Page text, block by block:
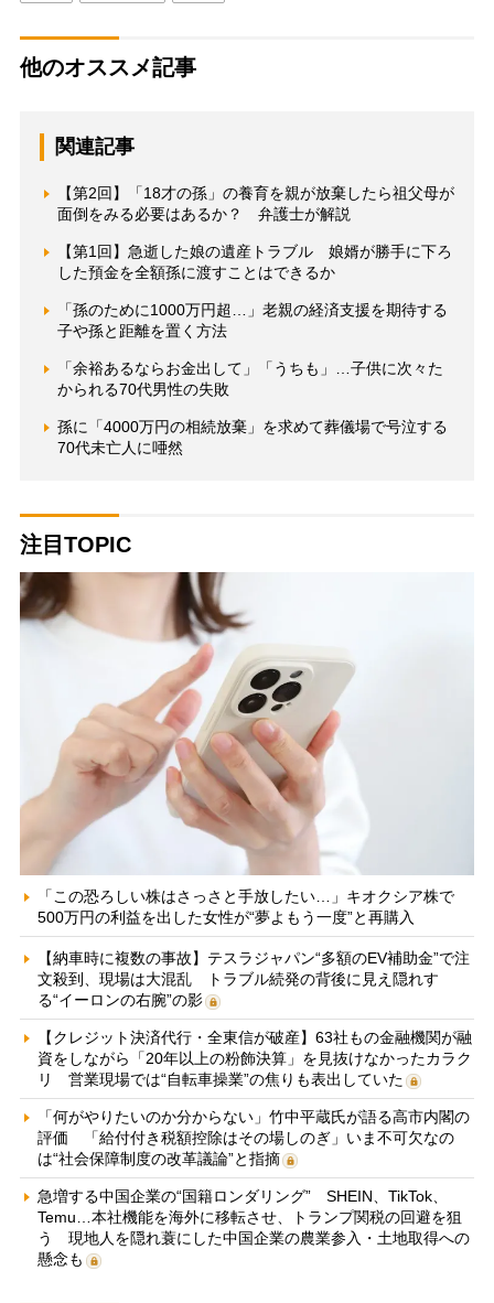
他のオススメ記事
関連記事
【第2回】「18才の孫」の養育を親が放棄したら祖父母が
面倒をみる必要はあるか？ 弁護士が解説
【第1回】急逝した娘の遺産トラブル 娘婿が勝手に下ろ
した預金を全額孫に渡すことはできるか
「孫のために1000万円超…」老親の経済支援を期待する
子や孫と距離を置く方法
「余裕あるならお金出して」「うちも」…子供に次々た
かられる70代男性の失敗
孫に「4000万円の相続放棄」を求めて葬儀場で号泣する
70代未亡人に唖然
注目TOPIC
「この恐ろしい株はさっさと手放したい…」キオクシア株で
500万円の利益を出した女性が“夢よもう一度”と再購入
【納車時に複数の事故】テスラジャパン“多額のEV補助金”で注
文殺到、現場は大混乱 トラブル続発の背後に見え隠れす
る“イーロンの右腕”の影
【クレジット決済代行・全東信が破産】63社もの金融機関が融
資をしながら「20年以上の粉飾決算」を見抜けなかったカラク
リ 営業現場では“自転車操業”の焦りも表出していた
「何がやりたいのか分からない」竹中平蔵氏が語る高市内閣の
評価 「給付付き税額控除はその場しのぎ」いま不可欠なの
は“社会保障制度の改革議論”と指摘
急増する中国企業の“国籍ロンダリング” SHEIN、TikTok、
Temu…本社機能を海外に移転させ、トランプ関税の回避を狙
う 現地人を隠れ蓑にした中国企業の農業参入・土地取得への
懸念も